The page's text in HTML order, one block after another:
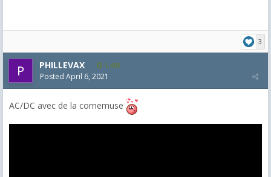
3
PHILLEVAX 1,405
Posted April 6, 2021
AC/DC avec de la cornemuse